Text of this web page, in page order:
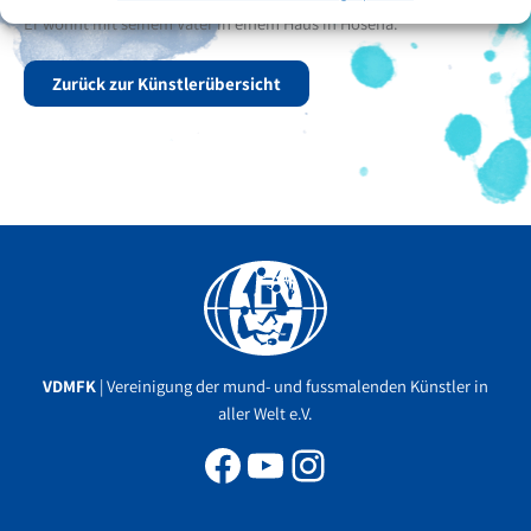
Er wohnt mit seinem Vater in einem Haus in Hosena.
Zurück zur Künstlerübersicht
VDMFK | Vereinigung der mund- und fussmalenden Künstler in
aller Welt e.V.
Facebook
YouTube
Instagram